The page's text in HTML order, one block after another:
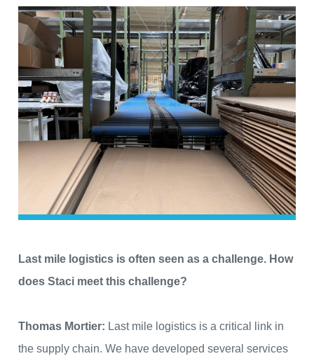
Last mile logistics is often seen as a challenge. How
does Staci meet this challenge?
Thomas Mortier: Last mile logistics is a critical link in
the supply chain. We have developed several services